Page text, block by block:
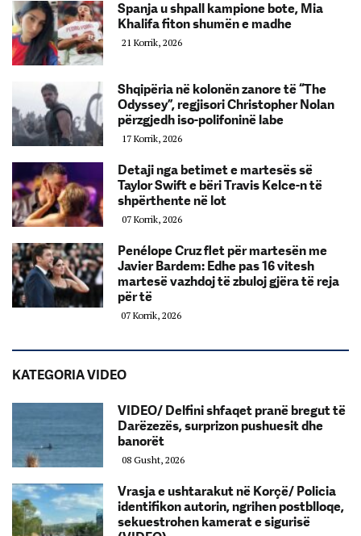
Spanja u shpall kampione bote, Mia
Khalifa fiton shumën e madhe
21 Korrik, 2026
Shqipëria në kolonën zanore të “The
Odyssey”, regjisori Christopher Nolan
përzgjedh iso-polifoninë labe
17 Korrik, 2026
Detaji nga betimet e martesës së
Taylor Swift e bëri Travis Kelce-n të
shpërthente në lot
07 Korrik, 2026
Penélope Cruz flet për martesën me
Javier Bardem: Edhe pas 16 vitesh
martesë vazhdoj të zbuloj gjëra të reja
për të
07 Korrik, 2026
KATEGORIA VIDEO
VIDEO/ Delfini shfaqet pranë bregut të
Darëzezës, surprizon pushuesit dhe
banorët
08 Gusht, 2026
Vrasja e ushtarakut në Korçë/ Policia
identifikon autorin, ngrihen postblloqe,
sekuestrohen kamerat e sigurisë